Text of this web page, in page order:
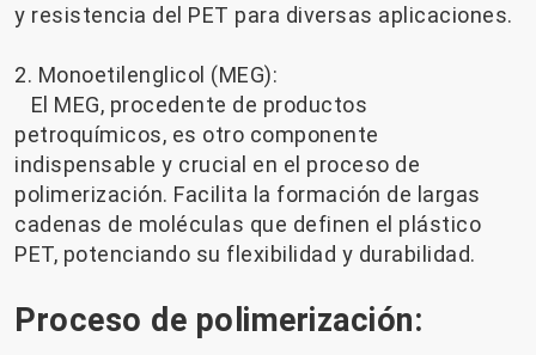
y resistencia del PET para diversas aplicaciones.
2. Monoetilenglicol (MEG):
El MEG, procedente de productos
petroquímicos, es otro componente
indispensable y crucial en el proceso de
polimerización. Facilita la formación de largas
cadenas de moléculas que definen el plástico
PET, potenciando su flexibilidad y durabilidad.
Proceso de polimerización: